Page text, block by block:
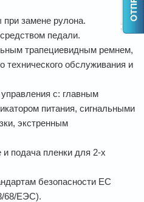
замене рулона.
педали.
трапециевидным ремнем,
технического обслуживания и
с: главным
питания, сигнальными
экстренным
и подача пленки для 2-х
безопасности ЕС
68/ЕЭС).